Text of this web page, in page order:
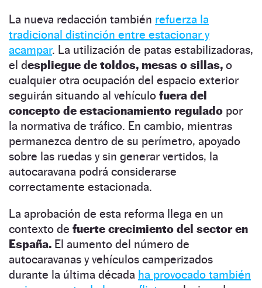
La nueva redacción también refuerza la
tradicional distinción entre estacionar y
acampar. La utilización de patas estabilizadoras,
el despliegue de toldos, mesas o sillas, o
cualquier otra ocupación del espacio exterior
seguirán situando al vehículo fuera del
concepto de estacionamiento regulado por
la normativa de tráfico. En cambio, mientras
permanezca dentro de su perímetro, apoyado
sobre las ruedas y sin generar vertidos, la
autocaravana podrá considerarse
correctamente estacionada.
La aprobación de esta reforma llega en un
contexto de fuerte crecimiento del sector en
España. El aumento del número de
autocaravanas y vehículos camperizados
durante la última década ha provocado también